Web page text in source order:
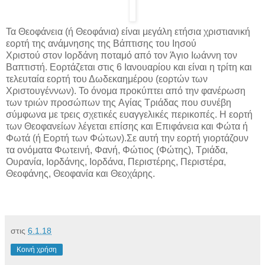
Τα Θεοφάνεια (ή Θεοφάνια) είναι μεγάλη ετήσια χριστιανική
εορτή της ανάμνησης της Βάπτισης του Ιησού
Χριστού στον Ιορδάνη ποταμό από τον Άγιο Ιωάννη τον
Βαπτιστή. Εορτάζεται στις 6 Ιανουαρίου και είναι η τρίτη και
τελευταία εορτή του Δωδεκαημέρου (εορτών των
Χριστουγέννων). Το όνομα προκύπτει από την φανέρωση
των τριών προσώπων της Αγίας Τριάδας που συνέβη
σύμφωνα με τρεις σχετικές ευαγγελικές περικοπές. Η εορτή
των Θεοφανείων λέγεται επίσης και Επιφάνεια και Φώτα ή
Φωτά (ή Εορτή των Φώτων).Σε αυτή την εορτή γιορτάζουν
τα ονόματα Φωτεινή, Φανή, Φώτιος (Φώτης), Τριάδα,
Ουρανία, Ιορδάνης, Ιορδάνα, Περιστέρης, Περιστέρα,
Θεοφάνης, Θεοφανία και Θεοχάρης.
στις 6.1.18
Κοινή χρήση